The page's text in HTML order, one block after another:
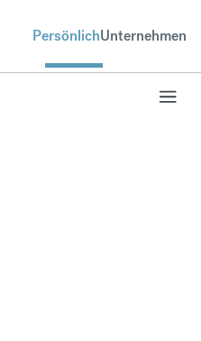
PersönlichUnternehmen